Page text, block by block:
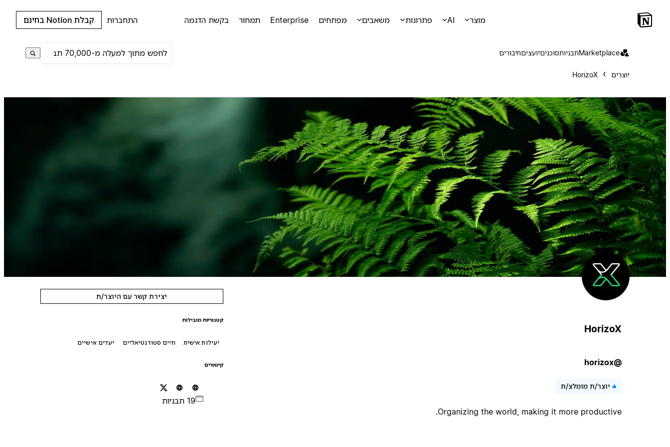
מוצר AI פתרונות משאבים מפתחים Enterprise תמחור בקשת הדגמה התחברות קבלת Notion בחינם
Marketplaceתבניותסוכניםיועציםחיבורים
יוצרים HorizoX
HorizoX
@horizox
יוצר/ת מומלצ/ת
Organizing the world, making it more productive.
יצירת קשר עם היוצר/ת
קטגוריות מובילות
יעילות אישית חיים סטודנטיאליים יעדים אישיים
קישורים
19 תבניות